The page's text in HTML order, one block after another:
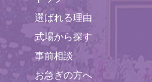
選ばれる理由
式場から探す
事前相談
お急ぎの方へ